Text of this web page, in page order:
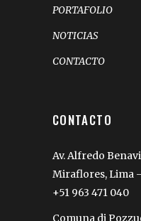
PORTAFOLIO
NOTICIAS
CONTACTO
CONTACTO
Av. Alfredo
Miraflores, Lima
+51 963 471 040
Comuna di